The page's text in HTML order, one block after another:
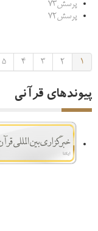
پرسش73
پرسش72
1
2
3
4
5
پیوندهای قرآنی